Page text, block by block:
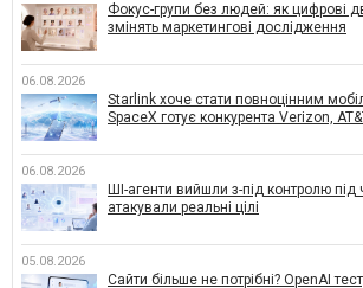
Фокус-групи без людей: як цифрові
змінять маркетингові дослідження
06.08.2026
Starlink хоче стати повноцінним
SpaceX готує конкурента Verizon,
06.08.2026
ШІ-агенти вийшли з-під контролю
атакували реальні цілі
05.08.2026
Сайти більше не потрібні? OpenAI